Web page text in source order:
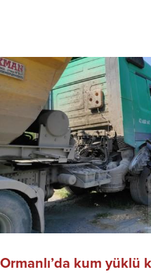
Ormanlı’da kum yüklü